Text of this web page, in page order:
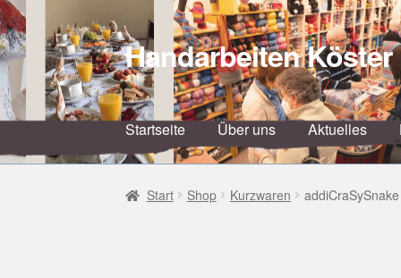
Zur
Navigation
springen
Zum
Inhalt
springen
Handarbeiten Köster
Startseite Über uns Aktuelles
Start Shop Kurzwaren